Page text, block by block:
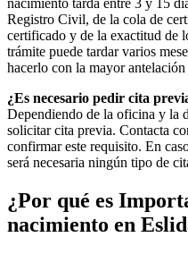
nacimiento tarda entre 3 y 15
Registro Civil, de la cola de
certificado y de la exactitud de
trámite puede tardar varios
hacerlo con la mayor
¿Es necesario pedir cita
Dependiendo de la oficina y la
solicitar cita previa. Contacta
confirmar este requisito. En
será necesaria ningún tipo de
¿Por qué es
nacimiento en